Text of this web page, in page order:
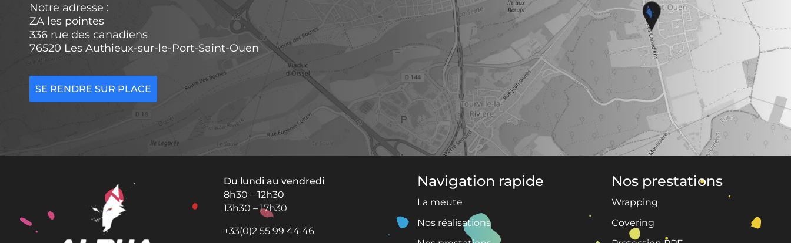
Notre adresse :
ZA les pointes
336 rue des canadiens
76520 Les Authieux-sur-le-Port-Saint-Ouen
SE RENDRE SUR PLACE
Du lundi au vendredi
8h30 – 12h30
13h30 – 17h30
+33(0)2 55 99 44 46
Navigation rapide
La meute
Nos réalisations
Nos prestations
Wrapping
Covering